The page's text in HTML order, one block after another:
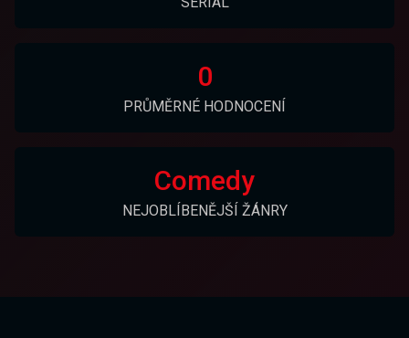
0
PRŮMĚRNÉ HODNOCENÍ
Comedy
NEJOBLÍBENĚJŠÍ ŽÁNRY